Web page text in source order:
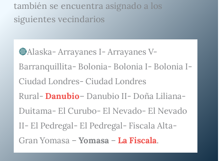
también se encuentra asignado a los
siguientes vecindarios
Alaska- Arrayanes I- Arrayanes V-
Barranquillita- Bolonia- Bolonia I- Bolonia I-
Ciudad Londres- Ciudad Londres
Rural- Danubio– Danubio II- Doña Liliana-
Duitama- El Curubo- El Nevado- El Nevado
II- El Pedregal- El Pedregal- Fiscala Alta-
Gran Yomasa – Yomasa– La Fiscala.